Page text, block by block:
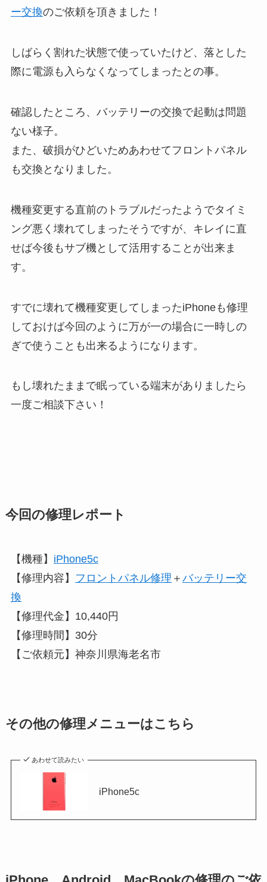
ー交換のご依頼を頂きました！
しばらく割れた状態で使っていたけど、落とした
際に電源も入らなくなってしまったとの事。
確認したところ、バッテリーの交換で起動は問題
ない様子。
また、破損がひどいためあわせてフロントパネル
も交換となりました。
機種変更する直前のトラブルだったようでタイミ
ング悪く壊れてしまったそうですが、キレイに直
せば今後もサブ機として活用することが出来ま
す。
すでに壊れて機種変更してしまったiPhoneも修理
しておけば今回のように万が一の場合に一時しの
ぎで使うことも出来るようになります。
もし壊れたままで眠っている端末がありましたら
一度ご相談下さい！
今回の修理レポート
【機種】 iPhone5c
【修理内容】
フロントパネル修理 ＋ バッテリー交
換
【修理代金】10,440円
【修理時間】30分
【ご依頼元】神奈川県海老名市
その他の修理メニューはこちら
あわせて読みたい
iPhone5c